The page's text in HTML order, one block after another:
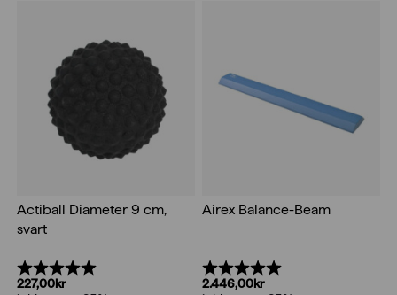
Actiball Diameter 9 cm,
svart
Betyg:
227,00kr
Airex Balance-Beam
Betyg:
2.446,00kr